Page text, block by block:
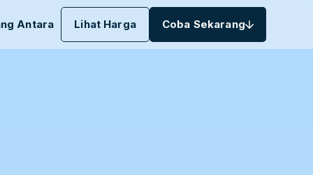
Antara Lihat Harga Coba Sekarang